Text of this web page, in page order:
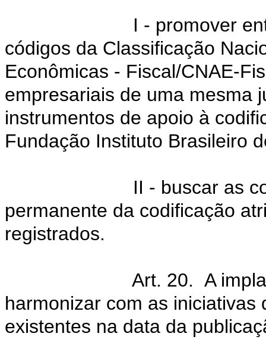
I - promover
códigos da Classificação
Econômicas - Fiscal/CNAE-
empresariais de uma mesma
instrumentos de apoio à
Fundação Instituto Brasileiro
II - buscar as
permanente da codificação
registrados.
Art. 20. A
harmonizar com as
existentes na data da